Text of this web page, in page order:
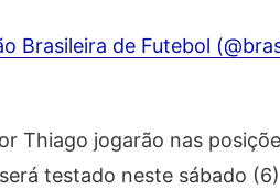
Brasileira de Futebol
Thiago jogarão nas
testado neste sábado